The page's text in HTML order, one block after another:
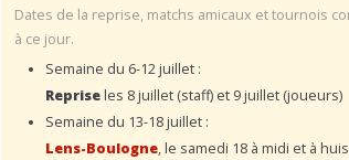
Dates de la reprise, matchs amicaux et tournois
à ce jour.
Semaine du 6-12 juillet :
Repriseles 8 juillet (staff) et 9 juillet (joueurs)
Semaine du 13-18 juillet :
Lens-Boulogne, le samedi 18 à midi et à